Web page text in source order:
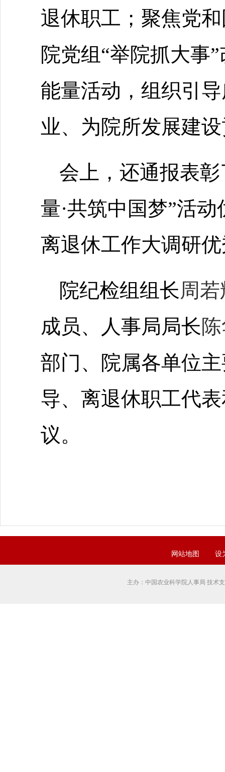
退休职工；聚焦党
院党组“举院抓大事
能量活动，组织引
业、为院所发展建
会上，还通报表
量·共筑中国梦”活
离退休工作大调研
院纪检组组长周
成员、人事局局长
部门、院属各单位
导、离退休职工代
议。
网站地图 设
主办：中国农业科学院人事局 技术